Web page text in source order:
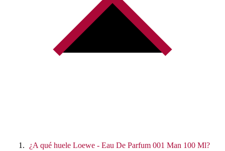
¿A qué huele Loewe - Eau De Parfum 001 Man 100 Ml?